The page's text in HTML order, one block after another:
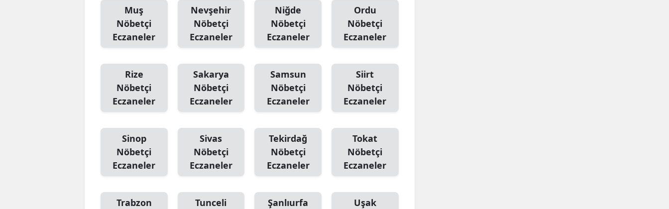
Muş
Nöbetçi
Eczaneler
Nevşehir
Nöbetçi
Eczaneler
Niğde
Nöbetçi
Eczaneler
Ordu
Nöbetçi
Eczaneler
Rize
Nöbetçi
Eczaneler
Sakarya
Nöbetçi
Eczaneler
Samsun
Nöbetçi
Eczaneler
Siirt
Nöbetçi
Eczaneler
Sinop
Nöbetçi
Eczaneler
Sivas
Nöbetçi
Eczaneler
Tekirdağ
Nöbetçi
Eczaneler
Tokat
Nöbetçi
Eczaneler
Trabzon
Tunceli
Şanlıurfa
Uşak